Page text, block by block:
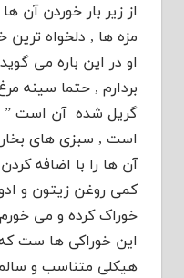
از زیر بار خوردن آن
مزه ها , دلخواه
او در این باره می
بردارم , حتما سینه
گریل شده آن است ”
است , سبزی های بخار
آن ها را با اضافه
کمی روغن زیتون و
خوراک کرده و می
این خوراکی ها ست
هیکلی متناسب و